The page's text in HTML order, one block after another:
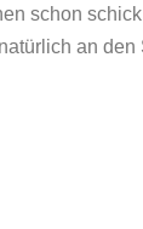
schon
an